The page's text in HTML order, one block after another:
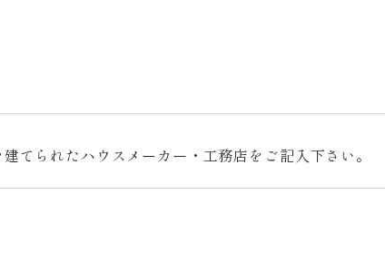
建てられたハウスメーカー・工務店をご記入下さい。